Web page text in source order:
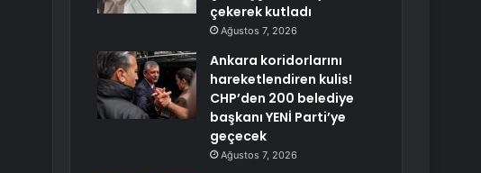
çekerek kutladı
Ağustos 7, 2026
Ankara koridorlarını
hareketlendiren kulis!
CHP’den 200 belediye
başkanı YENİ Parti’ye
geçecek
Ağustos 7, 2026